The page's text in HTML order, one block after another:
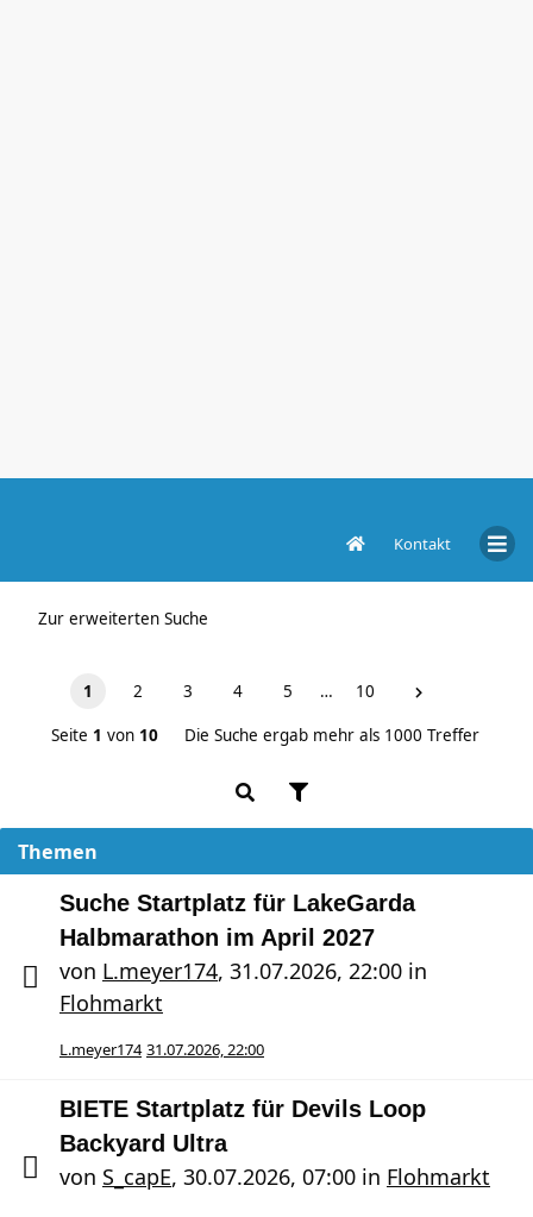
Kontakt
Zur erweiterten Suche
1 2 3 4 5 … 10
Seite 1 von 10 Die Suche ergab mehr als 1000 Treffer
Themen
Suche Startplatz für LakeGarda
Halbmarathon im April 2027
von L.meyer174, 31.07.2026, 22:00 in
Flohmarkt
L.meyer174 31.07.2026, 22:00
BIETE Startplatz für Devils Loop
Backyard Ultra
von S_capE, 30.07.2026, 07:00 in Flohmarkt